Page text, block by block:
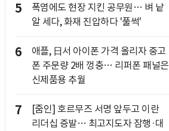
5
폭염에도 현장 지킨 공무원… 벼 낱
알 세다, 화재 진압하다 '풀썩'
6
애플, 日서 아이폰 가격 올리자 중고
폰 주문량 2배 껑충… 리퍼폰 패널은
신제품용 추월
7
[줌인] 호르무즈 서명 앞두고 이란
리더십 증발… 최고지도자 잠행·대